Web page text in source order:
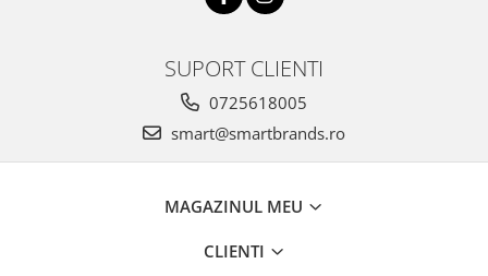
SUPORT CLIENTI
0725618005
smart@smartbrands.ro
MAGAZINUL MEU
CLIENTI